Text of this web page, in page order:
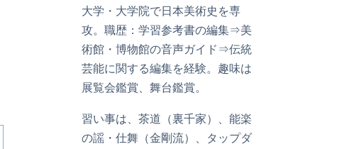
大学・大学院で日本美術史を専
攻。職歴：学習参考書の編集⇒美
術館・博物館の音声ガイド⇒伝統
芸能に関する編集を経験。趣味は
展覧会鑑賞、舞台鑑賞。
習い事は、茶道（裏千家）、能楽
の謡・仕舞（金剛流）、タップダ